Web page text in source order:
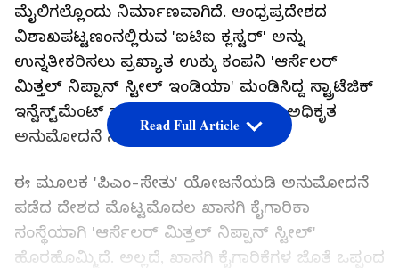
ಮೈಲಿಗಲ್ಲೊಂದು ನಿರ್ಮಾಣವಾಗಿದೆ. ಆಂಧ್ರಪ್ರದೇಶದ
ವಿಶಾಖಪಟ್ಟಣಂನಲ್ಲಿರುವ 'ಐಟಿಐ ಕ್ಲಸ್ಟರ್' ಅನ್ನು
ಉನ್ನತೀಕರಿಸಲು ಪ್ರಖ್ಯಾತ ಉಕ್ಕು ಕಂಪನಿ 'ಆರ್ಸೆಲರ್
ಮಿತ್ತಲ್ ನಿಪ್ಪಾನ್ ಸ್ಟೀಲ್ ಇಂಡಿಯಾ' ಮಂಡಿಸಿದ್ದ ಸ್ಟ್ರಾಟೆಜಿಕ್
ಇನ್ವೆಸ್ಟ್‌ಮೆಂಟ್ ಪ್ಲ್ಯಾನ್ʼಗೆ ಕೇಂದ್ರದ ಸಮಿತಿ ಅಧಿಕೃತ
ಅನುಮೋದನೆ ನೀಡಿದೆ.
ಈ ಮೂಲಕ 'ಪಿಎಂ-ಸೇತು' ಯೋಜನೆಯಡಿ ಅನುಮೋದನೆ
ಪಡೆದ ದೇಶದ ಮೊಟ್ಟಮೊದಲ ಖಾಸಗಿ ಕೈಗಾರಿಕಾ
ಸಂಸ್ಥೆಯಾಗಿ 'ಆರ್ಸೆಲರ್ ಮಿತ್ತಲ್ ನಿಪ್ಪಾನ್ ಸ್ಟೀಲ್'
ಹೊರಹೊಮ್ಮಿದೆ. ಅಲ್ಲದೆ, ಖಾಸಗಿ ಕೈಗಾರಿಕೆಗಳ ಜೊತೆ ಒಪ್ಪಂದ
Read Full Article